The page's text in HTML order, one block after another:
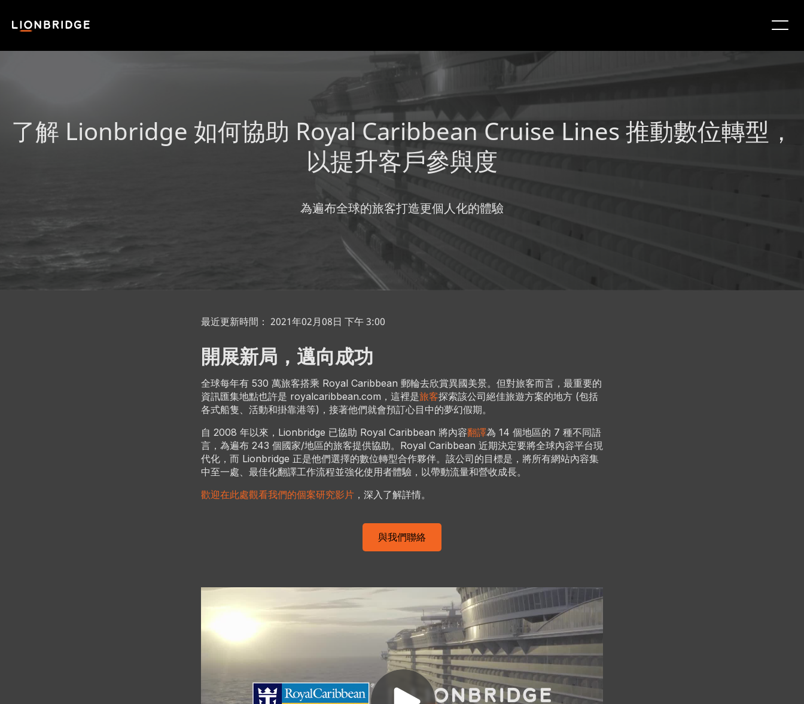
了解 Lionbridge 如何協助 Royal Caribbean Cruise Lines 推動數位轉型，
以提升客戶參與度
為遍布全球的旅客打造更個人化的體驗
最近更新時間： 2021年02月08日 下午 3:00
開展新局，邁向成功
全球每年有 530 萬旅客搭乘 Royal Caribbean 郵輪去欣賞異國美景。但對旅客而言，最重要的
資訊匯集地點也許是 royalcaribbean.com，這裡是旅客探索該公司絕佳旅遊方案的地方 (包括
各式船隻、活動和掛靠港等)，接著他們就會預訂心目中的夢幻假期。
自 2008 年以來，Lionbridge 已協助 Royal Caribbean 將內容翻譯為 14 個地區的 7 種不同語
言，為遍布 243 個國家/地區的旅客提供協助。Royal Caribbean 近期決定要將全球內容平台現
代化，而 Lionbridge 正是他們選擇的數位轉型合作夥伴。該公司的目標是，將所有網站內容集
中至一處、最佳化翻譯工作流程並強化使用者體驗，以帶動流量和營收成長。
歡迎在此處觀看我們的個案研究影片 ，深入了解詳情。
與我們聯絡